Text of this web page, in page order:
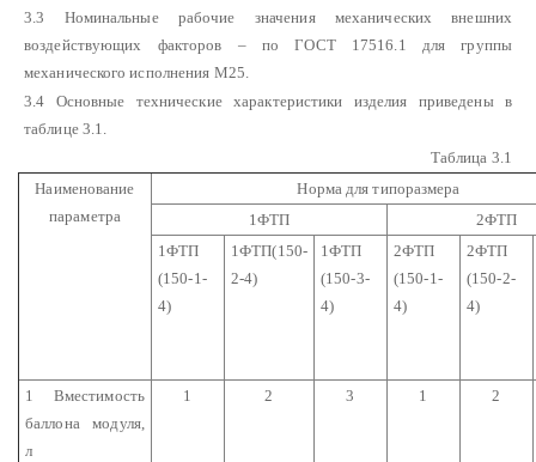
3.3 Номинальные рабочие значения механических внешних
воздействующих факторов – по ГОСТ 17516.1 для группы
механического исполнения М25.
3.4 Основные технические характеристики изделия приведены в
таблице 3.1.
Таблица 3.1
Наименование
параметра
Норма для типоразмера
1ФТП
2ФТП
1ФТП
(150-1-
4)
1ФТП(150-
2-4)
1ФТП
(150-3-
4)
2ФТП
(150-1-
4)
2ФТП
(150-2-
4)
1 Вместимость
баллона модуля,
л
1 2 3 1 2